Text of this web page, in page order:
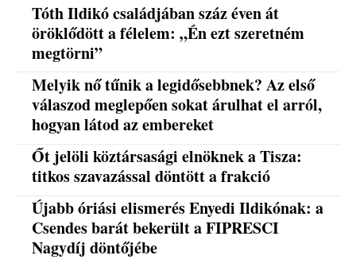
Tóth Ildikó családjában száz éven át
öröklődött a félelem: „Én ezt szeretném
megtörni”
Melyik nő tűnik a legidősebbnek? Az első
válaszod meglepően sokat árulhat el arról,
hogyan látod az embereket
Őt jelöli köztársasági elnöknek a Tisza:
titkos szavazással döntött a frakció
Újabb óriási elismerés Enyedi Ildikónak: a
Csendes barát bekerült a FIPRESCI
Nagydíj döntőjébe